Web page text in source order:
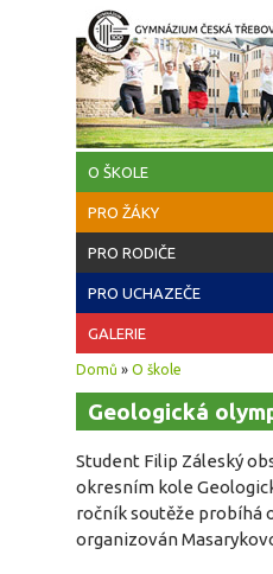
Přejít k hlavnímu obsahu
O ŠKOLE
PRO ŽÁKY
PRO RODIČE
PRO UCHAZEČE
GALERIE
Jste zde
Domů » O škole
Geologická
Student Filip Záleský
okresním kole
ročník soutěže probíhá
organizován